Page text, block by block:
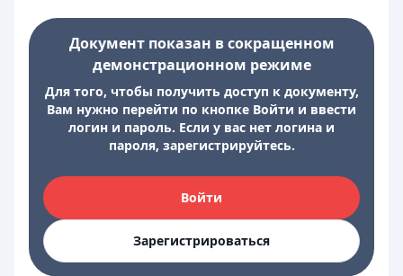
Документ показан в сокращенном
демонстрационном режиме
Для того, чтобы получить доступ к документу,
Вам нужно перейти по кнопке Войти и ввести
логин и пароль. Если у вас нет логина и
пароля, зарегистрируйтесь.
Войти
Зарегистрироваться